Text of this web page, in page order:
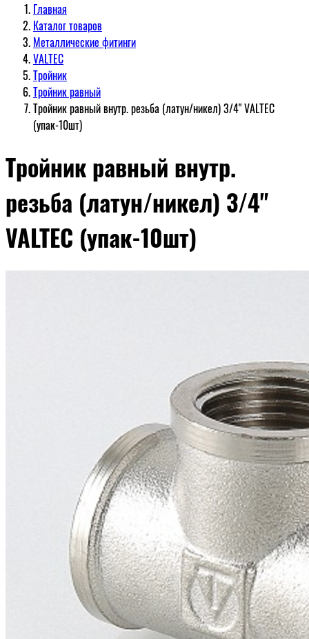
Главная
Каталог товаров
Металлические фитинги
VALTEC
Тройник
Тройник равный
Тройник равный внутр. резьба (латун/никел) 3/4" VALTEC
(упак-10шт)
Тройник равный внутр.
резьба (латун/никел) 3/4"
VALTEC (упак-10шт)